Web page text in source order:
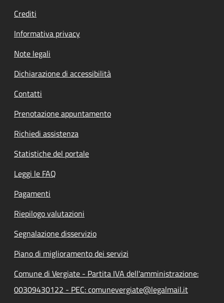
Crediti
Informativa privacy
Note legali
Dichiarazione di accessibilità
Contatti
Prenotazione appuntamento
Richiedi assistenza
Statistiche del portale
Leggi le FAQ
Pagamenti
Riepilogo valutazioni
Segnalazione disservizio
Piano di miglioramento dei servizi
Comune di Vergiate - Partita IVA dell'amministrazione:
00309430122 - PEC: comunevergiate@legalmail.it